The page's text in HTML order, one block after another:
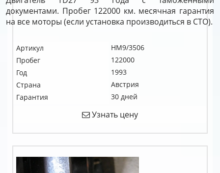
документами. Пробег 122000 км. месячная гарантия
на все моторы (если установка производиться в СТО).
Артикул
HM9/3506
Пробег
122000
Год
1993
Страна
Австрия
Гарантия
30 дней
Узнать цену